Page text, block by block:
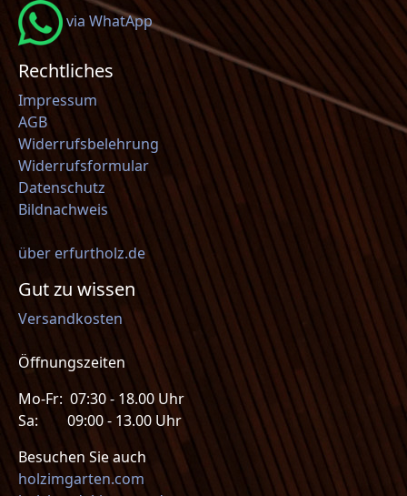
via WhatApp
Rechtliches
Impressum
AGB
Widerrufsbelehrung
Widerrufsformular
Datenschutz
Bildnachweis
über erfurtholz.de
Gut zu wissen
Versandkosten
Öffnungszeiten
Mo-Fr: 07:30 - 18.00 Uhr
Sa: 09:00 - 13.00 Uhr
Besuchen Sie auch
holzimgarten.com